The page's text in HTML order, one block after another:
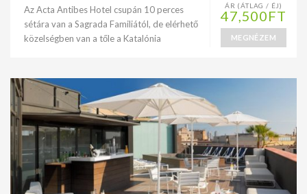
Az Acta Antibes Hotel csupán 10 perces
sétára van a Sagrada Familiától, de elérhető
közelségben van a tőle a Katalónia
ÁR (ÁTLAG / ÉJ)
47,500FT
MEGNÉZEM